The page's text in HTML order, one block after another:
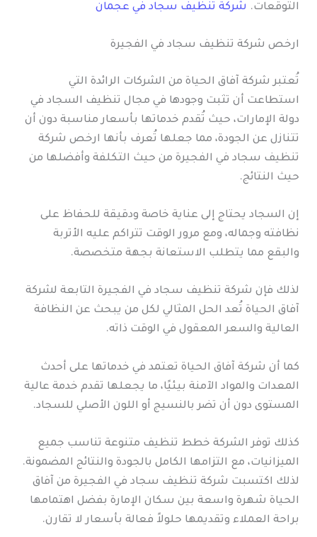
التوقعات. شركة تنظيف سجاد في عجمان
ارخص شركة تنظيف سجاد في الفجيرة
تُعتبر شركة آفاق الحياة من الشركات الرائدة التي
استطاعت أن تثبت وجودها في مجال تنظيف السجاد في
دولة الإمارات، حيث تُقدم خدماتها بأسعار مناسبة دون أن
تتنازل عن الجودة، مما جعلها تُعرف بأنها ارخص شركة
تنظيف سجاد في الفجيرة من حيث التكلفة وأفضلها من
حيث النتائج.
إن السجاد يحتاج إلى عناية خاصة ودقيقة للحفاظ على
نظافته وجماله، ومع مرور الوقت تتراكم عليه الأتربة
والبقع مما يتطلب الاستعانة بجهة متخصصة.
لذلك فإن شركة تنظيف سجاد في الفجيرة التابعة لشركة
آفاق الحياة تُعد الحل المثالي لكل من يبحث عن النظافة
العالية والسعر المعقول في الوقت ذاته.
كما أن شركة آفاق الحياة تعتمد في خدماتها على أحدث
المعدات والمواد الآمنة بيئيًا، ما يجعلها تقدم خدمة عالية
المستوى دون أن تضر بالنسيج أو اللون الأصلي للسجاد.
كذلك توفر الشركة خطط تنظيف متنوعة تناسب جميع
الميزانيات، مع التزامها الكامل بالجودة والنتائج المضمونة.
لذلك اكتسبت شركة تنظيف سجاد في الفجيرة من آفاق
الحياة شهرة واسعة بين سكان الإمارة بفضل اهتمامها
براحة العملاء وتقديمها حلولاً فعالة بأسعار لا تقارن.